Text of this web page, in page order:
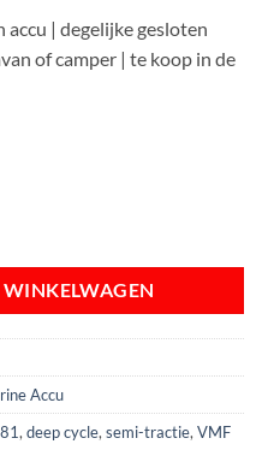
| degelijke gesloten
of camper | te koop in de
Accu
,deep cycle,semi-tractie,VMF